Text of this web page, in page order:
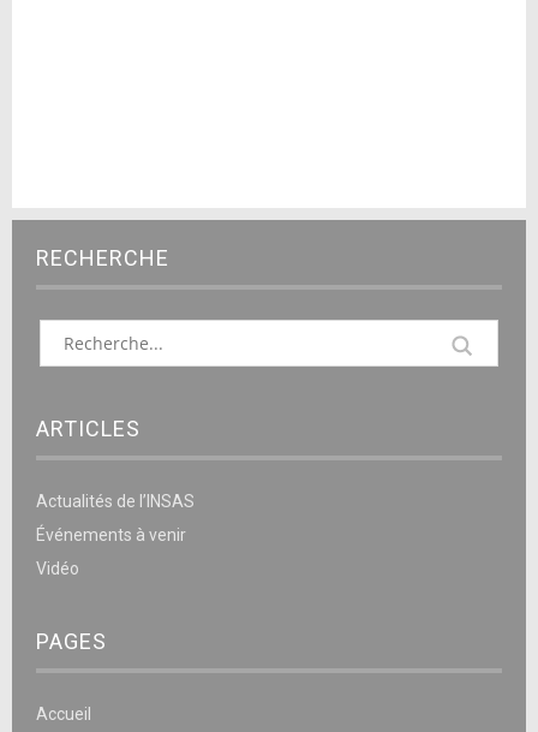
RECHERCHE
ARTICLES
Actualités de l’INSAS
Événements à venir
Vidéo
PAGES
Accueil